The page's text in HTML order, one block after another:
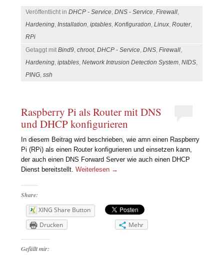
Veröffentlicht inDHCP - Service,DNS - Service,Firewall,
Hardening,Installation,iptables,Konfiguration,Linux,Router,
RPi
Getaggt mitBind9,chroot,DHCP - Service,DNS,Firewall,
Hardening,iptables,Network Intrusion Detection System,NIDS,
PING,ssh
Raspberry Pi als Router mit DNS
und DHCP konfigurieren
In diesem Beitrag wird beschrieben, wie amn einen Raspberry
Pi (RPi) als einen Router konfigurieren und einsetzen kann,
der auch einen DNS Forward Server wie auch einen DHCP
Dienst bereitstellt.Weiterlesen →
Share:
XING Share Button
Drucken
Mehr
Gefällt mir: